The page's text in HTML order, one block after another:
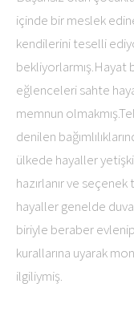
içinde bir meslek
kendilerini teselli
bekliyorlarmış.Hayat
eğlenceleri sahte
memnun
denilen
ülkede hayaller
hazırlanır ve
hayaller genelde
biriyle beraber
kurallarına uyarak
ilgiliymiş.